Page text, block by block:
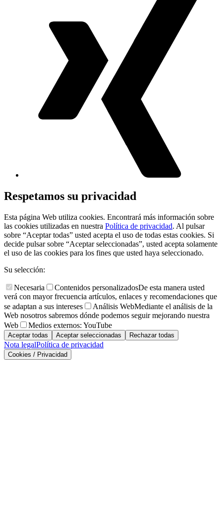
Respetamos su privacidad
Esta página Web utiliza cookies. Encontrará más información sobre
las cookies utilizadas en nuestra Política de privacidad. Al pulsar
sobre “Aceptar todas” usted acepta el uso de todas estas cookies. Si
decide pulsar sobre “Aceptar seleccionadas”, usted acepta solamente
el uso de las cookies para los fines que usted haya seleccionado.
Su selección:
Necesaria Contenidos personalizadosDe esta manera usted
verá con mayor frecuencia artículos, enlaces y recomendaciones que
se adaptan a sus intereses
Análisis WebMediante el análisis de la
Web nosotros sabremos dónde podemos seguir mejorando nuestra
Web
Medios externos: YouTube
Aceptar todas Aceptar seleccionadas Rechazar todas
Nota legalPolítica de privacidad
Cookies / Privacidad